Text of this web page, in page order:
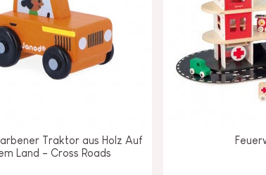
Traktor aus Holz Auf
Land - Cross Roads